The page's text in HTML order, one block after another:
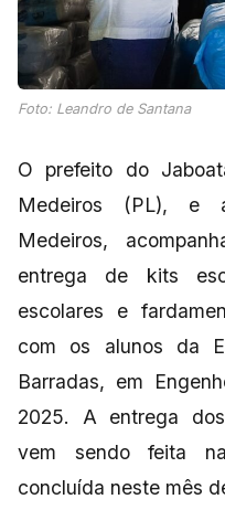
Foto: Leandro de Santana
O prefeito do
Medeiros (PL), e
Medeiros,
entrega de kits
escolares e
com os alunos da
Barradas, em
2025. A entrega
vem sendo feita
concluída neste mês